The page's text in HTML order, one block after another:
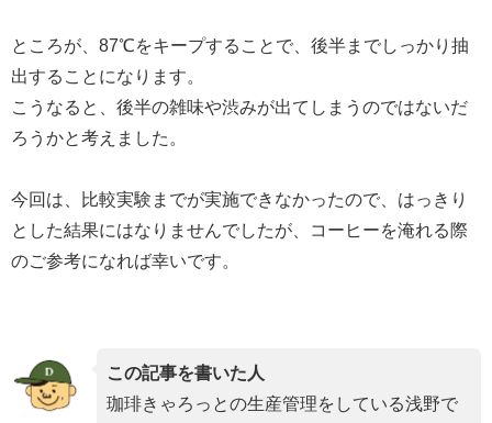
ところが、87℃をキープすることで、後半までしっかり抽
出することになります。
こうなると、後半の雑味や渋みが出てしまうのではないだ
ろうかと考えました。
今回は、比較実験までが実施できなかったので、はっきり
とした結果にはなりませんでしたが、コーヒーを淹れる際
のご参考になれば幸いです。
この記事を書いた人
珈琲きゃろっとの生産管理をしている浅野で